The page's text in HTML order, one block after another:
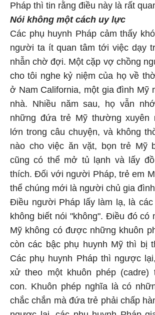
Pháp thì tin rằng điều này là rất
Nói không một cách uy lực
Các phụ huynh Pháp cảm thấy
người ta ít quan tâm tới việc dạy
nhẫn chờ đợi. Một cặp vợ chồng
cho tôi nghe kỷ niệm của họ về
ở Nam California, một gia đình Mỹ
nhà. Nhiều năm sau, họ vẫn
những đứa trẻ Mỹ thường xuyên
lớn trong câu chuyện, và không
nào cho việc ăn vặt, bọn trẻ Mỹ
cũng có thể mở tủ lạnh và lấy
thích. Đối với người Pháp, trẻ em
thể chúng mới là người chủ gia
Điều người Pháp lấy làm lạ, là các
không biết nói "không". Điều đó có
Mỹ không có được những khuôn
còn các bậc phụ huynh Mỹ thì bị
Các phụ huynh Pháp thì ngược
xử theo một khuôn phép (cadre)
con. Khuôn phép nghĩa là có
chắc chắn mà đứa trẻ phải chấp